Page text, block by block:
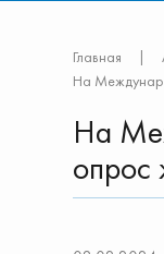
Главная |
На
На
опрос